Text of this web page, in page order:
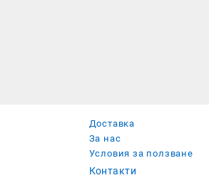
Доставка
За нас
Условия за ползване
Контакти